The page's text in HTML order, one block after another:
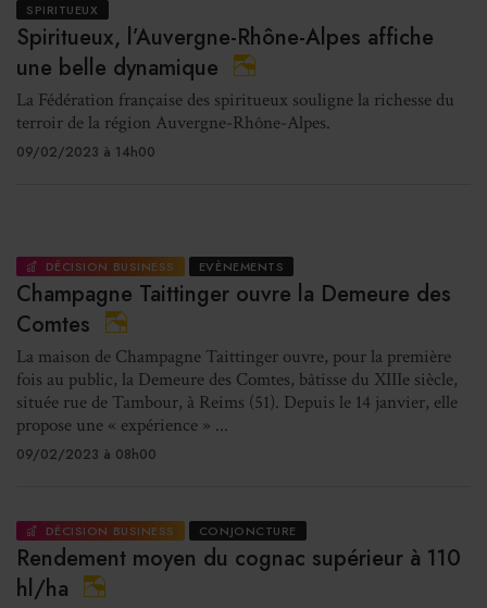
SPIRITUEUX
Spiritueux, l’Auvergne-Rhône-Alpes affiche
une belle dynamique
La Fédération française des spiritueux souligne la richesse du
terroir de la région Auvergne-Rhône-Alpes.
09/02/2023 à 14h00
DÉCISION BUSINESS EVÈNEMENTS
Champagne Taittinger ouvre la Demeure des
Comtes
La maison de Champagne Taittinger ouvre, pour la première
fois au public, la Demeure des Comtes, bâtisse du XIIIe siècle,
située rue de Tambour, à Reims (51). Depuis le 14 janvier, elle
propose une « expérience » ...
09/02/2023 à 08h00
DÉCISION BUSINESS CONJONCTURE
Rendement moyen du cognac supérieur à 110
hl/ha